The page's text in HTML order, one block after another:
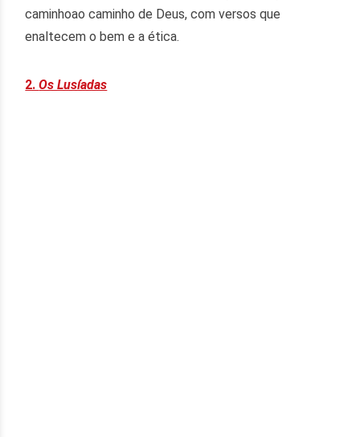
caminhoao caminho de Deus, com versos que
enaltecem o bem e a ética.
2.Os Lusíadas